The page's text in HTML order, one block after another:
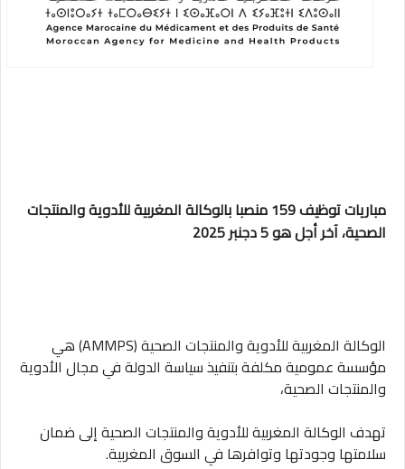
مباريات توظيف 159 منصبا بالوكالة المغربية للأدوية والمنتجات
الصحية، آخر أجل هو 5 دجنبر 2025
الوكالة المغربية للأدوية والمنتجات الصحية (AMMPS) هي
مؤسسة عمومية مكلفة بتنفيذ سياسة الدولة في مجال الأدوية
والمنتجات الصحية،
تهدف الوكالة المغربية للأدوية والمنتجات الصحية إلى ضمان
سلامتها وجودتها وتوافرها في السوق المغربية.